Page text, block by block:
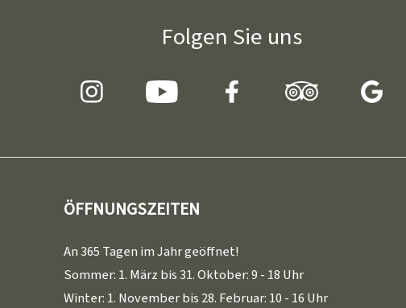
Folgen Sie uns
ÖFFNUNGSZEITEN
An 365 Tagen im Jahr geöffnet!
Sommer: 1. März bis 31. Oktober: 9 - 18 Uhr
Winter: 1. November bis 28. Februar: 10 - 16 Uhr